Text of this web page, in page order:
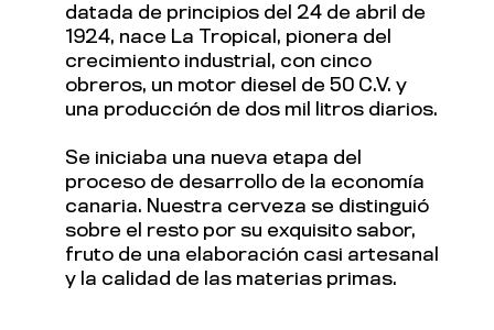
datada de principios del 24 de abril de
1924, nace La Tropical, pionera del
crecimiento industrial, con cinco
obreros, un motor diesel de 50 C.V. y
una producción de dos mil litros diarios.
Se iniciaba una nueva etapa del
proceso de desarrollo de la economía
canaria. Nuestra cerveza se distinguió
sobre el resto por su exquisito sabor,
fruto de una elaboración casi artesanal
y la calidad de las materias primas.